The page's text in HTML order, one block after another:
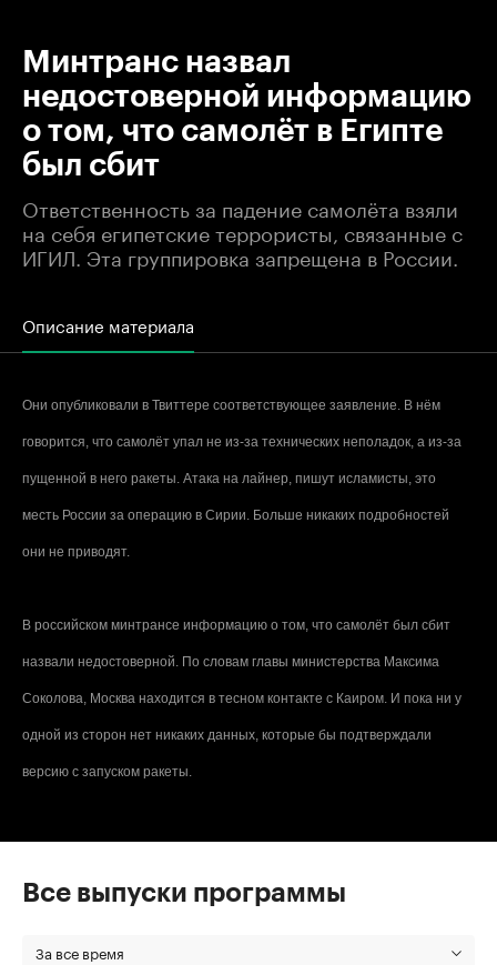
Минтранс назвал
недостоверной информацию
о том, что самолёт в Египте
был сбит
Ответственность за падение самолёта взяли
на себя египетские террористы, связанные с
ИГИЛ. Эта группировка запрещена в России.
Описание материала
Они опубликовали в Твиттере соответствующее заявление. В нём
говорится, что самолёт упал не из-за технических неполадок, а из-за
пущенной в него ракеты. Атака на лайнер, пишут исламисты, это
месть России за операцию в Сирии. Больше никаких подробностей
они не приводят.
В российском минтрансе информацию о том, что самолёт был сбит
назвали недостоверной. По словам главы министерства Максима
Соколова, Москва находится в тесном контакте с Каиром. И пока ни у
одной из сторон нет никаких данных, которые бы подтверждали
версию с запуском ракеты.
Все выпуски программы
За все время